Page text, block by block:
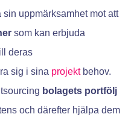
uppmärksamhet mot att
som kan erbjuda
deras
sig i sina projektbehov.
bolagets portfölj
och därefter hjälpa dem